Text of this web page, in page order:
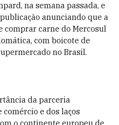
na semana passada, e
anunciando que a
comprar carne do Mercosul
com boicote de
no Brasil.
da parceria
e dos laços
o continente europeu de